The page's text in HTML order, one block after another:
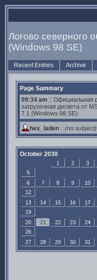
Логово северного
(Windows 98 SE)
Recent Entries Archive
Page Summary
09:34 am :: Официальная
загрузочная дискета от
7.1 (Windows 98 SE)
hex_laden :: (no subject)
October 2030
1 2 3
5
6
7 8 9 10
12
13
14 15 16 17
19
20
21 22 23 24
26
27
28 29 30 31